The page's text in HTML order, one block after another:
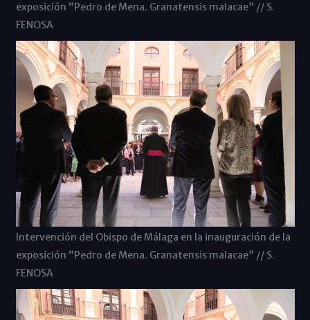
exposición “Pedro de Mena. Granatensis malacae” // S.
FENOSA
Intervención del Obispo de Málaga en la inauguración de la
exposición “Pedro de Mena. Granatensis malacae” // S.
FENOSA